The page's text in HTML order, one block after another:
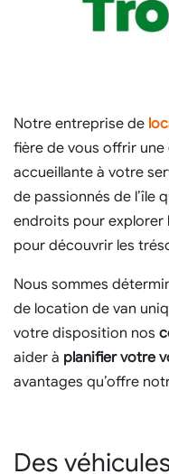
Notre entreprise de
fière de vous offrir une
accueillante à votre
de passionnés de l’île
endroits pour explorer
pour découvrir les
Nous sommes
de location de van
votre disposition nos
aider à planifier votre
avantages qu’offre
Des